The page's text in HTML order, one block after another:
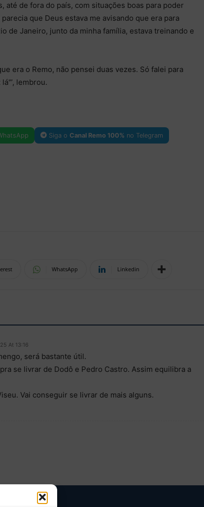
até de fora do país, com situações boas para poder
que Deus estava me avisando que era para
de Janeiro, junto da minha família, estava treinando e
era o Remo, não pensei duas vezes. Só falei para
lembrou.
Siga o Canal Remo 100% no Telegram
WhatsApp Linkedin
At 13:16
será bastante útil.
se livrar de Dodô e Pedro Castro. Assim equilibra a
Vai conseguir se livrar de mais alguns.